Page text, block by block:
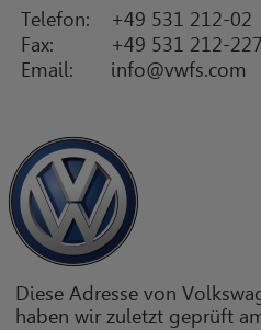
Telefon:
+49 531 212-02
Fax:
+49 531 212-
Email:
info@vwfs.com
Diese Adresse von
haben wir zuletzt geprüft